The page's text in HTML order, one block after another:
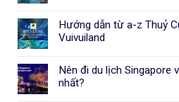
Hướng dẫn từ a-z Thuỷ
Vuivuiland
Nên đi du lịch Singapore
nhất?